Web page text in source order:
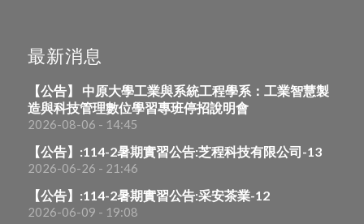
最新消息
【公告】 中原大學工業與系統工程學系：工業智慧製
造與科技管理數位學習專班停招說明會
2026-08-06 - 14:45
【公告】:114-2暑期實習公告:芝程科技有限公司-13
2026-06-26 - 21:46
【公告】:114-2暑期實習公告:采安茶業-12
2026-06-09 - 19:08